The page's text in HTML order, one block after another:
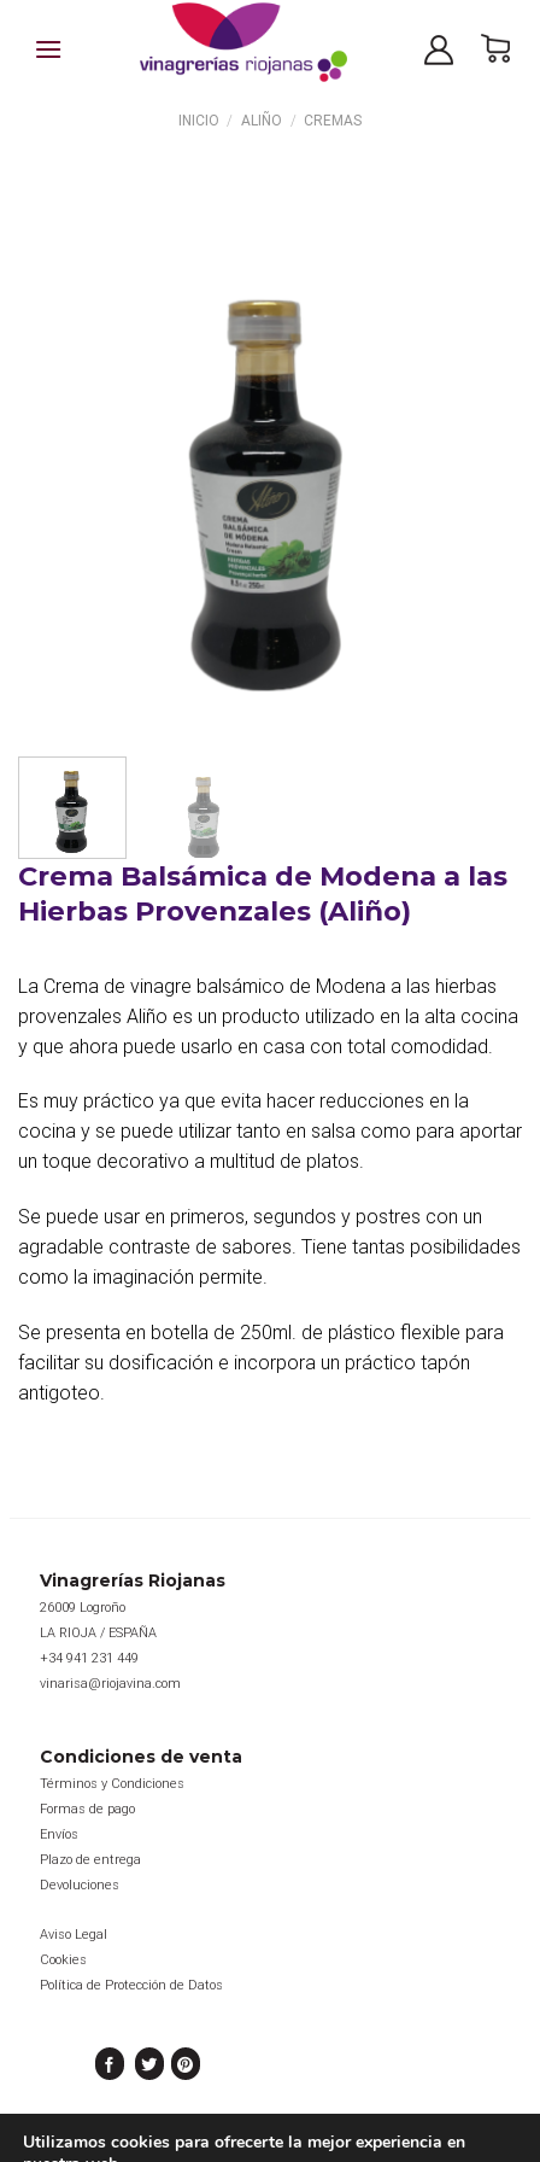
INICIO / ALIÑO / CREMAS
Crema Balsámica de Modena a las
Hierbas Provenzales (Aliño)
La Crema de vinagre balsámico de Modena a las hierbas
provenzales Aliño es un producto utilizado en la alta cocina
y que ahora puede usarlo en casa con total comodidad.
Es muy práctico ya que evita hacer reducciones en la
cocina y se puede utilizar tanto en salsa como para aportar
un toque decorativo a multitud de platos.
Se puede usar en primeros, segundos y postres con un
agradable contraste de sabores. Tiene tantas posibilidades
como la imaginación permite.
Se presenta en botella de 250ml. de plástico flexible para
facilitar su dosificación e incorpora un práctico tapón
antigoteo.
Vinagrerías Riojanas
26009 Logroño
LA RIOJA / ESPAÑA
+34 941 231 449
vinarisa@riojavina.com
Condiciones de venta
Términos y Condiciones
Formas de pago
Envíos
Plazo de entrega
Devoluciones
Aviso Legal
Cookies
Política de Protección de Datos
Utilizamos cookies para ofrecerte la mejor experiencia en